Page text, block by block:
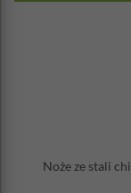
Noże ze stali